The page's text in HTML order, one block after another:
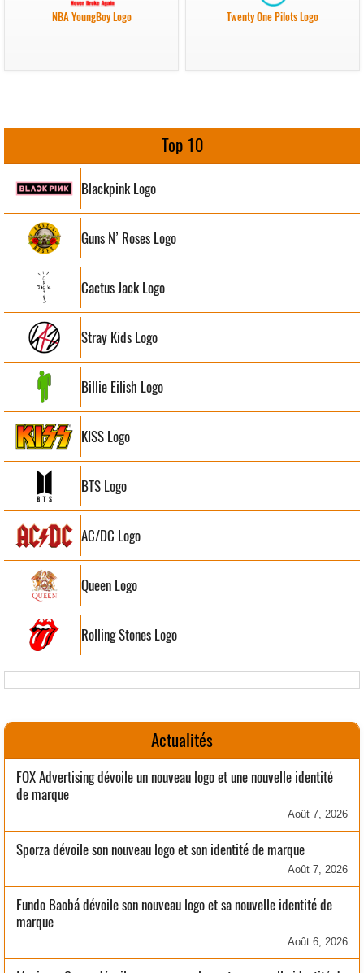
NBA YoungBoy Logo Twenty One Pilots Logo
Top 10
Blackpink Logo
Guns N’ Roses Logo
Cactus Jack Logo
Stray Kids Logo
Billie Eilish Logo
KISS Logo
BTS Logo
AC/DC Logo
Queen Logo
Rolling Stones Logo
Actualités
FOX Advertising dévoile un nouveau logo et une nouvelle identité
de marque
Août 7, 2026
Sporza dévoile son nouveau logo et son identité de marque
Août 7, 2026
Fundo Baobá dévoile son nouveau logo et sa nouvelle identité de
marque
Août 6, 2026